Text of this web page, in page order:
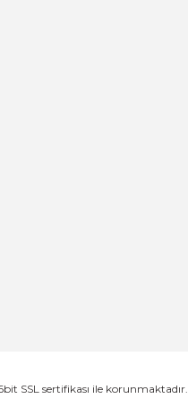
SSL sertifikası ile korunmaktadır.